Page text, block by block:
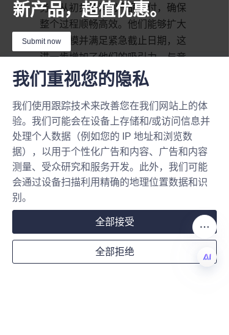
务，从初步咨询到产品交付，确保
整个过程顺畅高效。他们能够扩大
生产规模并满足紧急截止日期，这
进一步增加了他们的吸引力。与竞
争对手相比，六安力博将生态效益
与卓越的设计和服务相结合的综合
方法，为寻求优质蛋白粉包装解决
方案的企业提供了无与伦比的价
值。
结论：选择六安力博，打
在当今竞争激烈的健康与保健品市
场中，包装在产品成功方面发挥着
至关重要的作用。六安力博纸制品
包装有限公司提供优质的蛋白粉包
新产品，超值优惠。
Submit now
Name
Company
Mail
我们重视您的隐私
我们使用跟踪技术来改善您在我们网站上的体
验。我们可能会在设备上存储和/或访问信息并
处理个人数据（例如您的 IP 地址和浏览数
据），以用于个性化广告和内容、广告和内容
测量、受众研究和服务开发。此外，我们可能
会通过设备扫描利用精确的地理位置数据和识
别。
全部接受
全部拒绝